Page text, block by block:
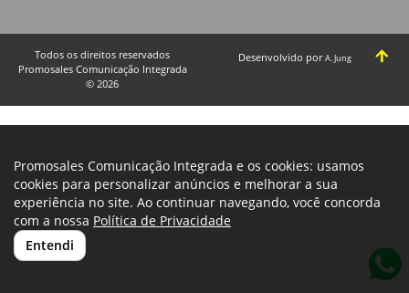
Todos os direitos reservados
Promosales Comunicação Integrada
© 2026
Desenvolvido porA. Jung
Promosales Comunicação Integrada e os cookies: usamos
cookies para personalizar anúncios e melhorar a sua
experiência no site. Ao continuar navegando, você concorda
com a nossa Política de Privacidade
Entendi